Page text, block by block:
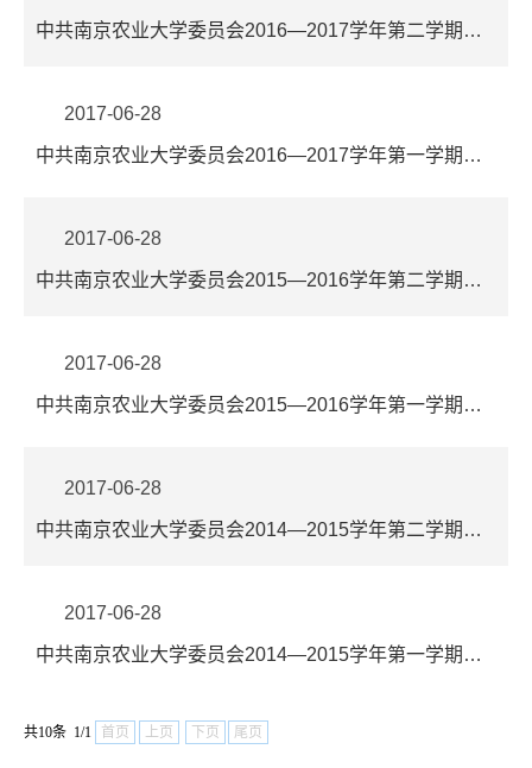
中共南京农业大学委员会2016—2017学年第二学期工作要点
2017-06-28
中共南京农业大学委员会2016—2017学年第一学期工作要点
2017-06-28
中共南京农业大学委员会2015—2016学年第二学期工作要点
2017-06-28
中共南京农业大学委员会2015—2016学年第一学期工作要点
2017-06-28
中共南京农业大学委员会2014—2015学年第二学期工作要点
2017-06-28
中共南京农业大学委员会2014—2015学年第一学期工作要点
共10条 1/1 首页 上页 下页 尾页